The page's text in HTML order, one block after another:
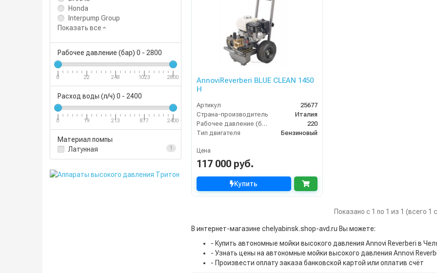
Honda
Interpump Group
Показать все
Рабочее давление (бар) 0 - 2800
0 22 248 1023 2800
Расход воды (л/ч) 0 - 2400
0 19 213 877 2400
Материал помпы
Латунная
1
AnnoviReverberi BLUE CLEAN 1450
H
Артикул
25677
Страна-производитель
Италия
Рабочее давление (бар)
220
Тип двигателя
Бензиновый
Цена
117 000 руб.
Купить
Показано с 1 по 1 из 1 (всего 1
В интернет-магазине chelyabinsk.shop-avd.ru Вы можете:
- Купить автономные мойки высокого давления Annovi Reverberi в
- Узнать цены на автономные мойки высокого давления Annovi
- Произвести оплату заказа банковской картой или оплатив счёт